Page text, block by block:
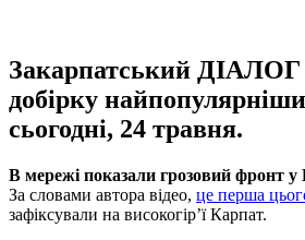
Закарпатський ДІАЛОГ
добірку
сьогодні, 24 травня.
В мережі показали грозовий фронт
За словами автора відео, це перша
зафіксували на високогір’ї Карпат.